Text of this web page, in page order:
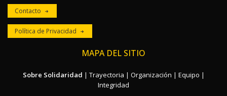
Contacto
Política de Privacidad
MAPA DEL SITIO
Sobre Solidaridad | Trayectoria | Organización | Equipo |
Integridad